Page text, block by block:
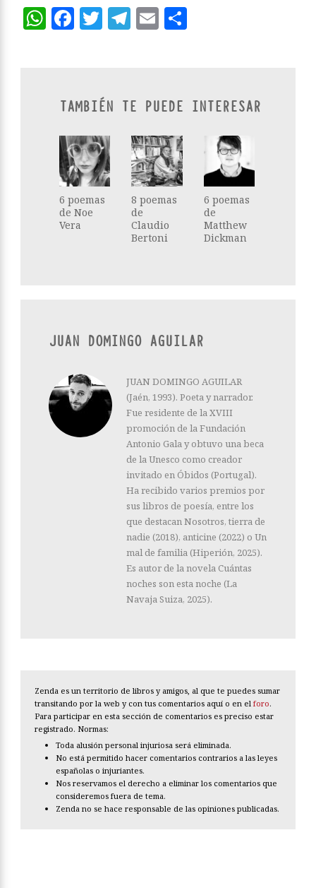
WhatsApp
Facebook
Twitter
Telegram
Email
TAMBIÉN TE PUEDE INTERESAR
6 poemas
de Noe
Vera
8 poemas
de
Claudio
Bertoni
6 poemas
de
Matthew
Dickman
JUAN DOMINGO AGUILAR
JUAN DOMINGO AGUILAR
(Jaén, 1993). Poeta y narrador.
Fue residente de la XVIII
promoción de la Fundación
Antonio Gala y obtuvo una beca
de la Unesco como creador
invitado en Óbidos (Portugal).
Ha recibido varios premios por
sus libros de poesía, entre los
que destacan Nosotros, tierra de
nadie (2018), anticine (2022) o Un
mal de familia (Hiperión, 2025).
Es autor de la novela Cuántas
noches son esta noche (La
Navaja Suiza, 2025).
Zenda es un territorio de libros y amigos, al que te puedes sumar
transitando por la web y con tus comentarios aquí o en el foro.
Para participar en esta sección de comentarios es preciso estar
registrado. Normas:
Toda alusión personal injuriosa será eliminada.
No está permitido hacer comentarios contrarios a las leyes
españolas o injuriantes.
Nos reservamos el derecho a eliminar los comentarios que
consideremos fuera de tema.
Zenda no se hace responsable de las opiniones publicadas.